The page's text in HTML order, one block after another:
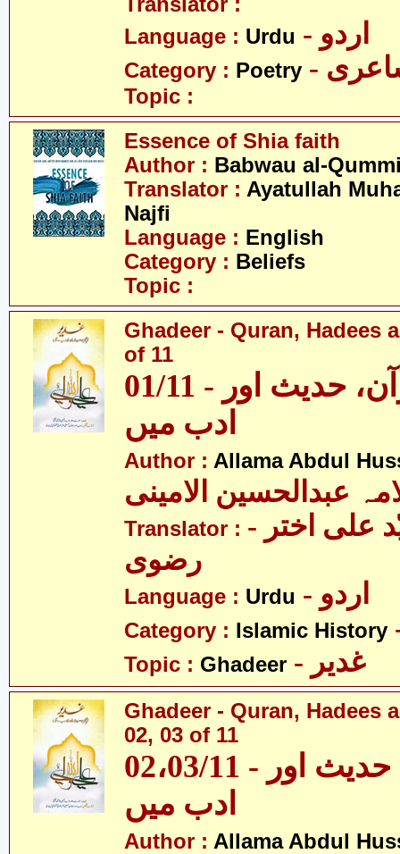
Language : Urdu - اردو
Category : Poetry
Topic :
Essence of Shia faith
Author : Babwau al-
Translator : Ayatullah
Najfi
Language : English
Category : Beliefs
Topic :
Ghadeer - Quran, Hadees
of 11
01/11 - غدیر - قرآن، حدیث اور
ادب میں
Author : Allama Abdul
عبدالحسین الامینی
Translator : - مولانا سیّد علی اختر
رضوی
Language : Urdu - اردو
Category : Islamic History
Topic : Ghadeer - غدیر
Ghadeer - Quran, Hadees
02, 03 of 11
02،03/11 - غدیر - قرآن، حدیث اور
ادب میں
Author : Allama Abdul